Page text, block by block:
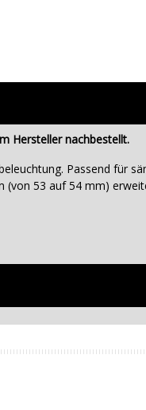
Hersteller nachbestellt.
Passend für
(von 53 auf 54 mm)